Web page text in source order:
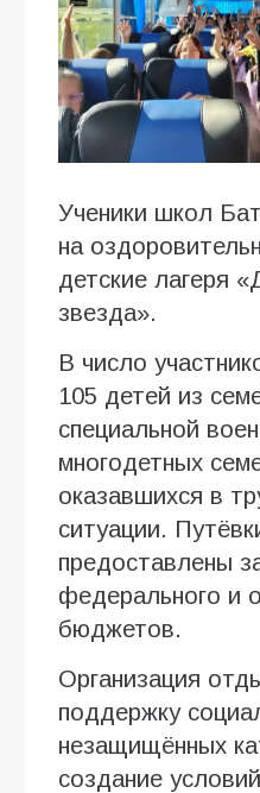
Ученики школ
на
детские лагеря
звезда».
В число
105 детей из
специальной
многодетных
оказавшихся в
ситуации.
предоставлены
федерального и
бюджетов.
Организация
поддержку
незащищённых
создание